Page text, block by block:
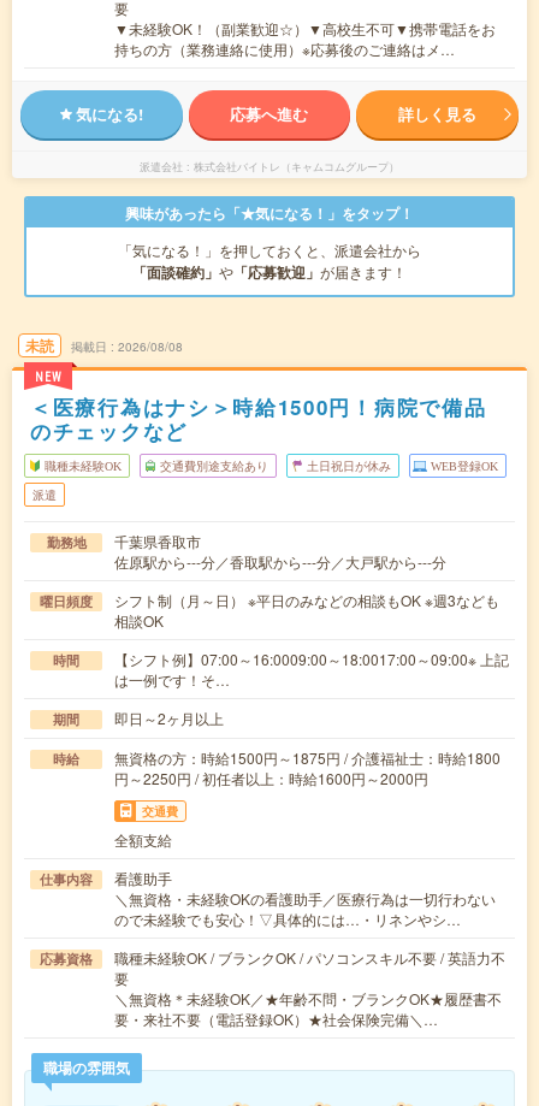
要
▼未経験OK！（副業歓迎☆）▼高校生不可▼携帯電話をお
持ちの方（業務連絡に使用）※応募後のご連絡はメ…
気になる! 応募へ進む 詳しく見る
派遣会社 株式会社バイトレ（キャムコムグループ）
興味があったら「★気になる！」をタップ！
「気になる！」を押しておくと、派遣会社から
「面談確約」 や 「応募歓迎」 が届きます！
未読
NEW
掲載日 2026/08/08
＜医療行為はナシ＞時給1500円！病院で備品
のチェックなど
職種未経験OK 交通費別途支給あり 土日祝日が休み WEB登録OK
派遣
勤務地
千葉県香取市
佐原駅から---分／香取駅から---分／大戸駅から---分
曜日頻度
シフト制（月～日） ※平日のみなどの相談もOK ※週3なども
相談OK
時間
【シフト例】07:00～16:0009:00～18:0017:00～09:00※ 上記
は一例です！そ…
期間 即日～2ヶ月以上
時給
無資格の方：時給1500円～1875円 / 介護福祉士：時給1800
円～2250円 / 初任者以上：時給1600円～2000円
交通費
全額支給
仕事内容
看護助手
＼無資格・未経験OKの看護助手／医療行為は一切行わない
ので未経験でも安心！▽具体的には…・リネンやシ…
応募資格
職種未経験OK / ブランクOK / パソコンスキル不要 / 英語力不
要
＼無資格＊未経験OK／★年齢不問・ブランクOK★履歴書不
要・来社不要（電話登録OK）★社会保険完備＼…
職場の雰囲気